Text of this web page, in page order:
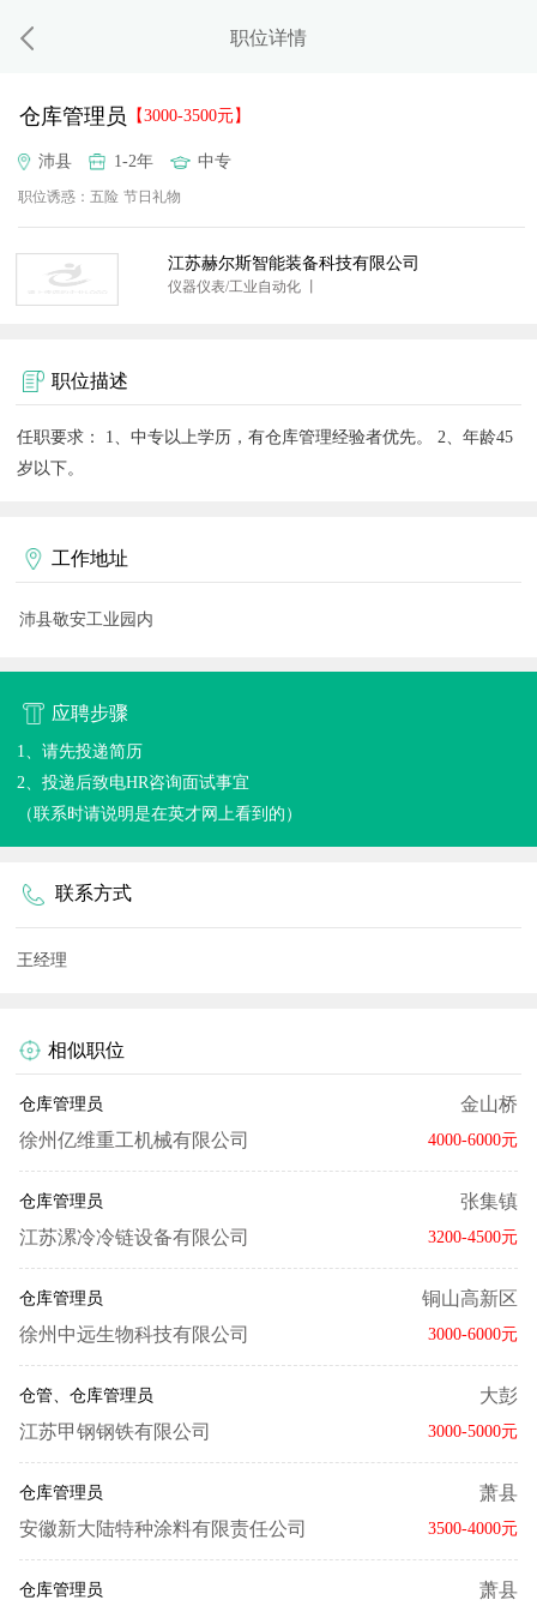
职位详情
仓库管理员 【3000-3500元】
沛县 1-2年 中专
职位诱惑： 五险 节日礼物
江苏赫尔斯智能装备科技有限公司
仪器仪表/工业自动化 丨
职位描述
任职要求： 1、中专以上学历，有仓库管理经验者优先。 2、年龄45
岁以下。
工作地址
沛县敬安工业园内
应聘步骤
1、请先投递简历
2、投递后致电HR咨询面试事宜
（联系时请说明是在英才网上看到的）
联系方式
王经理
相似职位
仓库管理员
金山桥
徐州亿维重工机械有限公司
4000-6000元
仓库管理员
张集镇
江苏漯冷冷链设备有限公司
3200-4500元
仓库管理员
铜山高新区
徐州中远生物科技有限公司
3000-6000元
仓管、仓库管理员
大彭
江苏甲钢钢铁有限公司
3000-5000元
仓库管理员
萧县
安徽新大陆特种涂料有限责任公司
3500-4000元
仓库管理员 萧县